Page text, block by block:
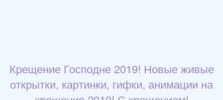
Крещение Господне 2019! Новые живые
открытки, картинки, гифки, анимации на